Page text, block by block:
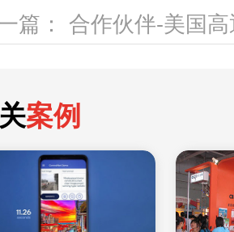
篇： 合作伙伴-美国
案例